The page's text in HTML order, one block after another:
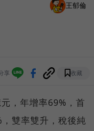
王郁倫
享 收藏
，年增率69%，首
雙率雙升，稅後純